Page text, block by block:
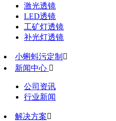
激光透镜
LED透镜
工矿灯透镜
补光灯透镜
小蝌蚪污定制 
新闻中心 
公司资讯
行业新闻
解决方案